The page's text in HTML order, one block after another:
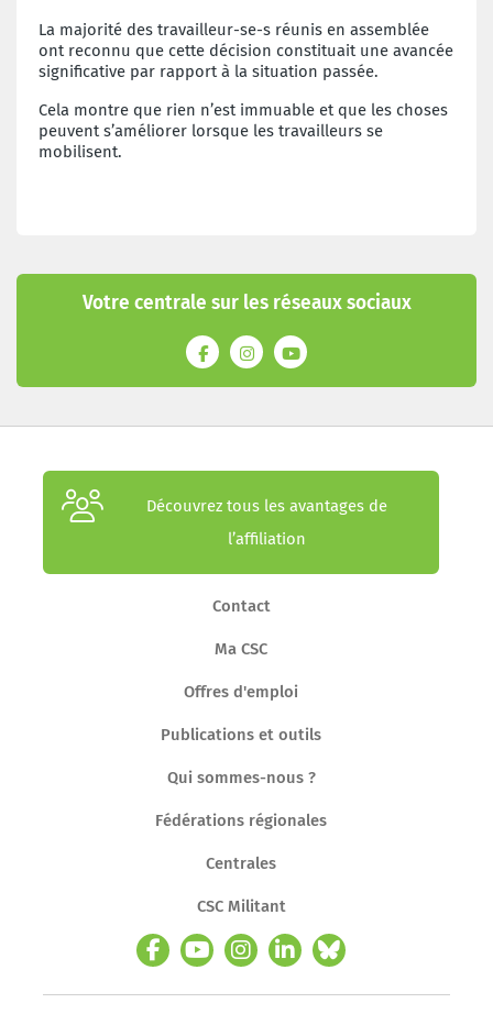
La majorité des travailleur-se-s réunis en assemblée
ont reconnu que cette décision constituait une avancée
significative par rapport à la situation passée.
Cela montre que rien n’est immuable et que les choses
peuvent s’améliorer lorsque les travailleurs se
mobilisent.
Votre centrale sur les réseaux sociaux
Découvrez tous les avantages de
l’affiliation
Contact
Ma CSC
Offres d'emploi
Publications et outils
Qui sommes-nous ?
Fédérations régionales
Centrales
CSC Militant